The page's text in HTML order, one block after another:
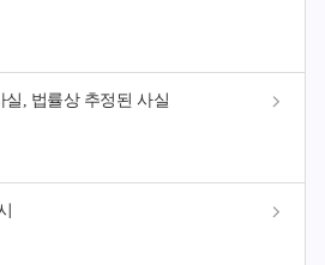
실, 법률상 추정된 사실